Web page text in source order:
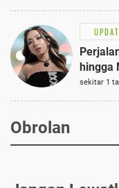
hingga
sekitar 1
Obrolan